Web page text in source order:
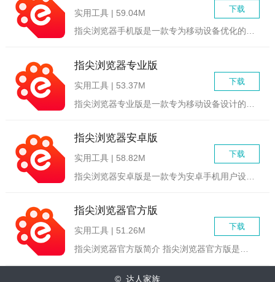
下载
实用工具 | 59.04M
指尖浏览器手机版是一款专为移动设备优化的高速、安全、便捷的网...
指尖浏览器专业版
下载
实用工具 | 53.37M
指尖浏览器安卓版
下载
实用工具 | 58.82M
指尖浏览器官方版
下载
实用工具 | 51.26M
© 达人家族